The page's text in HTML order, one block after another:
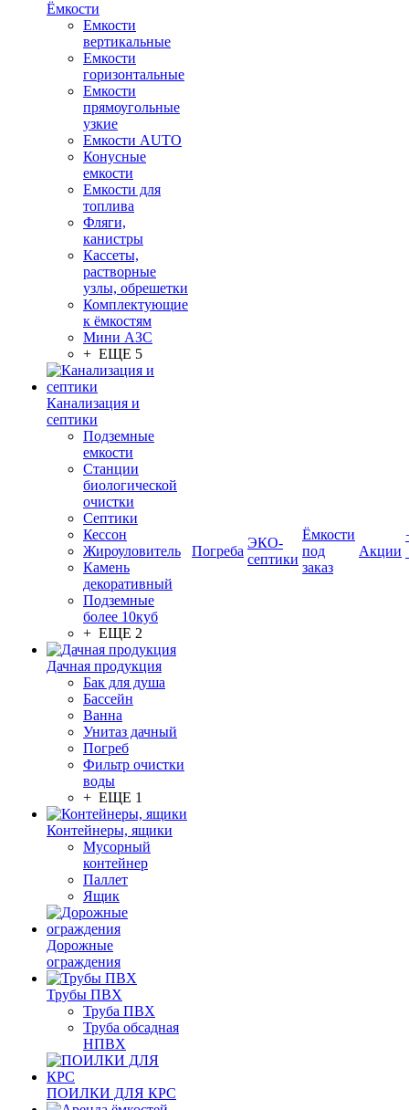
Ёмкости
Емкости
вертикальные
Емкости
горизонтальные
Емкости
прямоугольные
узкие
Емкости АUТО
Конусные
емкости
Емкости для
топлива
Фляги,
канистры
Кассеты,
растворные
узлы, обрешетки
Комплектующие
к ёмкостям
Мини АЗС
+ ЕЩЕ 5
Канализация и
септики
Подземные
емкости
Станции
биологической
очистки
Септики
Кессон
Жироуловитель
Камень
декоративный
Подземные
более 10куб
+ ЕЩЕ 2
Дачная продукция
Бак для душа
Бассейн
Ванна
Унитаз дачный
Погреб
Фильтр очистки
воды
+ ЕЩЕ 1
Контейнеры, ящики
Мусорный
контейнер
Паллет
Ящик
Дорожные
ограждения
Трубы ПВХ
Труба ПВХ
Труба обсадная
НПВХ
ПОИЛКИ ДЛЯ КРС
Погреба
ЭКО-
септики
Ёмкости
под
заказ
Акции